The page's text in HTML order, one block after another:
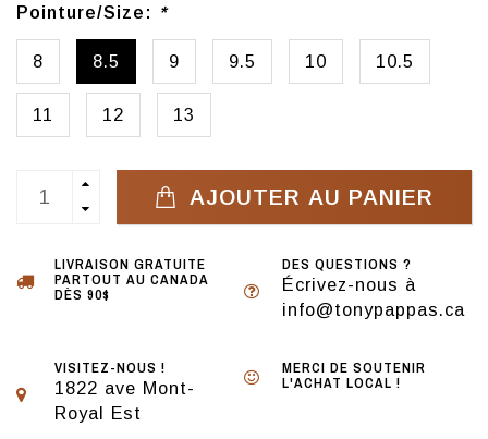
Pointure/Size: *
8 8.5 9 9.5 10 10.5
11 12 13
AJOUTER AU PANIER
LIVRAISON GRATUITE
PARTOUT AU CANADA
DÈS 90$
DES QUESTIONS ?
Écrivez-nous à
info@tonypappas.ca
VISITEZ-NOUS !
1822 ave Mont-
Royal Est
MERCI DE SOUTENIR
L'ACHAT LOCAL !